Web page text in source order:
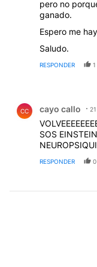
pero no
ganado.
Espero me
Saludo.
RESPONDER 1
CC cayo callo
SOS
RESPONDER 0